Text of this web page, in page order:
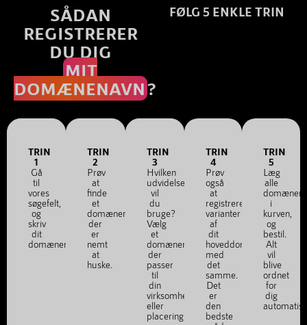
SÅDAN
REGISTRERER
DU DIG
MIT
DOMÆNENAVN ?
FØLG 5 ENKLE TRIN
TRIN
1
Gå
til
vores
søgefelt,
og
skriv
dit
domænenavn.
TRIN
2
Prøv
at
finde
et
domænenavn,
der
er
nemt
at
huske.
TRIN
3
Hvilken
udvidelse
vil
du
bruge?
Vælg
et
domænenavn,
der
passer
til
din
virksomhed
eller
placering.
TRIN
4
Prøv
også
at
registrere
varianter
af
dit
hoveddomæne
med
det
samme.
Det
er
den
bedste
TRIN
5
Læg
alle
i
kurven,
og
bestil.
Alt
vil
blive
ordnet
for
dig
automatisk